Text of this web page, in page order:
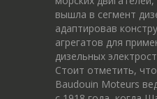
вышла в сегмент
адаптировав
агрегатов для
дизельных
Стоит отметить,
Baudouin Moteurs